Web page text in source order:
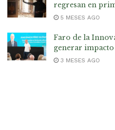
regresan en
5 MESES AGO
Faro de la
generar
3 MESES AGO